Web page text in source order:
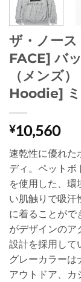
ザ・ノー
FACE] バ
（メンズ
Hoodie]
¥10,560
速乾性に優れた
ディ。ペットボ
を使用した、
い肌触りで吸汗
に着ることがで
がデザインのア
設計を採用して
グレーカラーは
アウトドア、カ